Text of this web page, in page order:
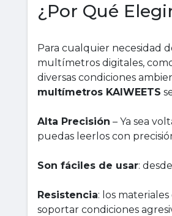
¿Por Qué
Para cualquier necesidad
multímetros digitales,
diversas condiciones
multímetros KAIWEETS
Alta Precisión – Ya sea
puedas leerlos con
Son fáciles de usar:
Resistencia: los
soportar condiciones